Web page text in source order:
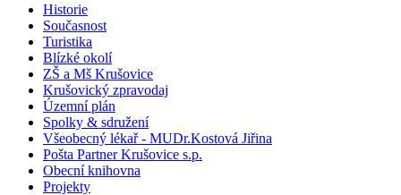
Historie
Současnost
Turistika
Blízké okolí
ZŠ a Mš Krušovice
Krušovický zpravodaj
Územní plán
Spolky & sdružení
Všeobecný lékař - MUDr.Kostová Jiřina
Pošta Partner Krušovice s.p.
Obecní knihovna
Projekty